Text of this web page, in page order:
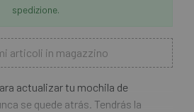
spedizione.
articoli in magazzino
actualizar tu mochila de
se quede atrás. Tendrás la